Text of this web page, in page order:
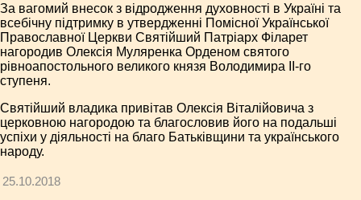
За вагомий внесок з відродження духовності в Україні та
всебічну підтримку в утвердженні Помісної Української
Православної Церкви Святійший Патріарх Філарет
нагородив Олексія Муляренка Орденом святого
рівноапостольного великого князя Володимира ІІ-го
ступеня.
Святійший владика привітав Олексія Віталійовича з
церковною нагородою та благословив його на подальші
успіхи у діяльності на благо Батьківщини та українського
народу.
25.10.2018